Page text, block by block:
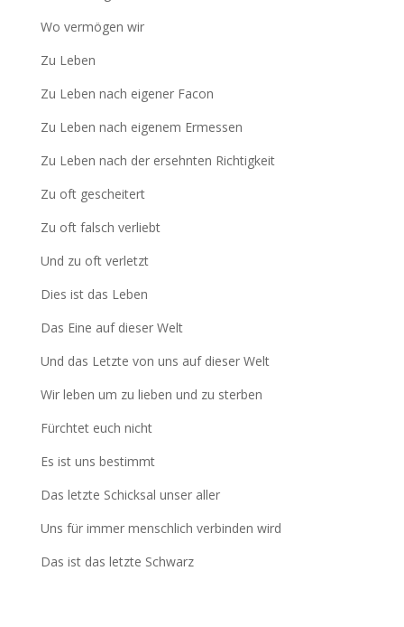
Wo vermögen wir
Zu Leben
Zu Leben nach eigener Facon
Zu Leben nach eigenem Ermessen
Zu Leben nach der ersehnten Richtigkeit
Zu oft gescheitert
Zu oft falsch verliebt
Und zu oft verletzt
Dies ist das Leben
Das Eine auf dieser Welt
Und das Letzte von uns auf dieser Welt
Wir leben um zu lieben und zu sterben
Fürchtet euch nicht
Es ist uns bestimmt
Das letzte Schicksal unser aller
Uns für immer menschlich verbinden wird
Das ist das letzte Schwarz